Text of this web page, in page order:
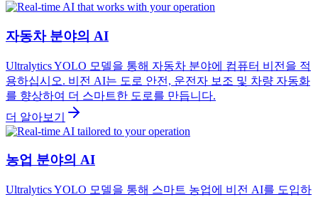
자동차 분야의 AI
Ultralytics YOLO 모델을 통해 자동차 분야에 컴퓨터 비전을 적
용하십시오. 비전 AI는 도로 안전, 운전자 보조 및 차량 자동화
를 향상하여 더 스마트한 도로를 만듭니다.
더 알아보기
농업 분야의 AI
Ultralytics YOLO 모델을 통해 스마트 농업에 비전 AI를 도입하